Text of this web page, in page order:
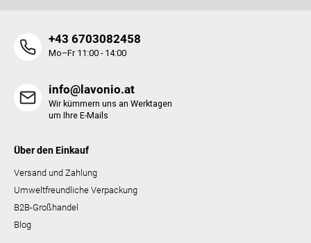
+43 6703082458
Mo–Fr 11:00 - 14:00
info@lavonio.at
Wir kümmern uns an Werktagen
um Ihre E-Mails
Über den Einkauf
Versand und Zahlung
Umweltfreundliche Verpackung
B2B-Großhandel
Blog